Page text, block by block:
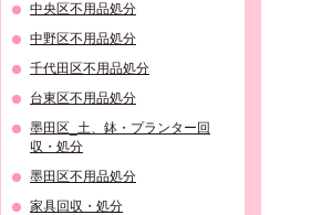
中央区不用品処分
中野区不用品処分
千代田区不用品処分
台東区不用品処分
墨田区_土、鉢・プランター回
収・処分
墨田区不用品処分
家具回収・処分